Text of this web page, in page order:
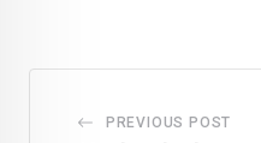
PREVIOUS POST